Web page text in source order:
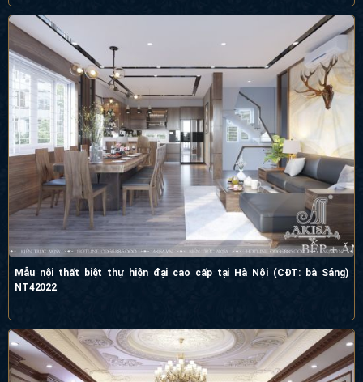
Mẫu nội thất biệt thự hiện đại cao cấp tại Hà Nội (CĐT: bà Sáng)
NT42022